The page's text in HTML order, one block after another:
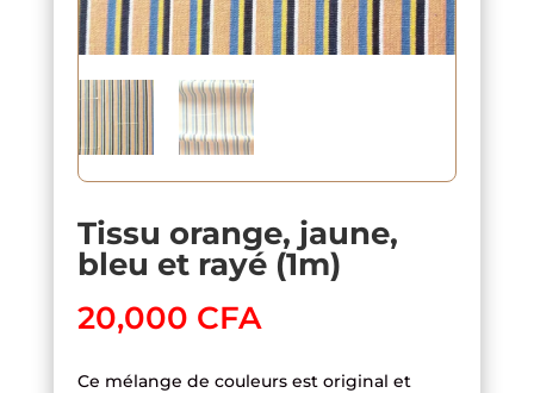
Tissu orange, jaune,
bleu et rayé (1m)
20,000 CFA
Ce mélange de couleurs est original et